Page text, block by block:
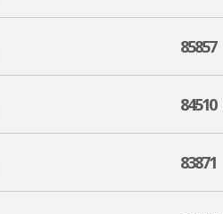
85857
84510
83871